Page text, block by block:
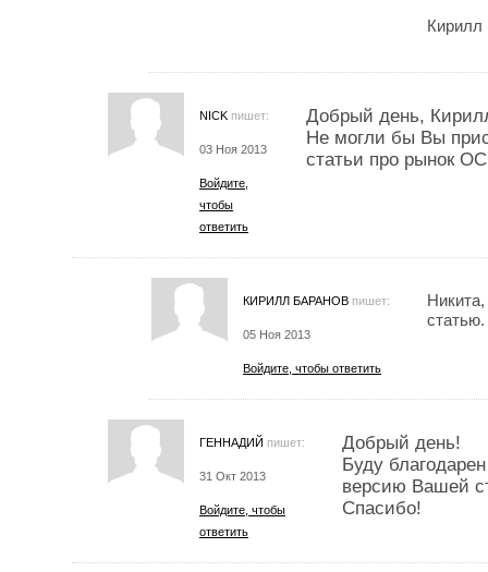
Кирилл
NICK пишет:
03 Ноя 2013
Войдите,
чтобы
ответить
Добрый день,
Не могли бы Вы
статьи про рынок
КИРИЛЛ БАРАНОВ пишет:
05 Ноя 2013
Войдите, чтобы ответить
статью.
ГЕННАДИЙ пишет:
31 Окт 2013
Войдите, чтобы
ответить
Добрый день!
Буду
версию Вашей
Спасибо!